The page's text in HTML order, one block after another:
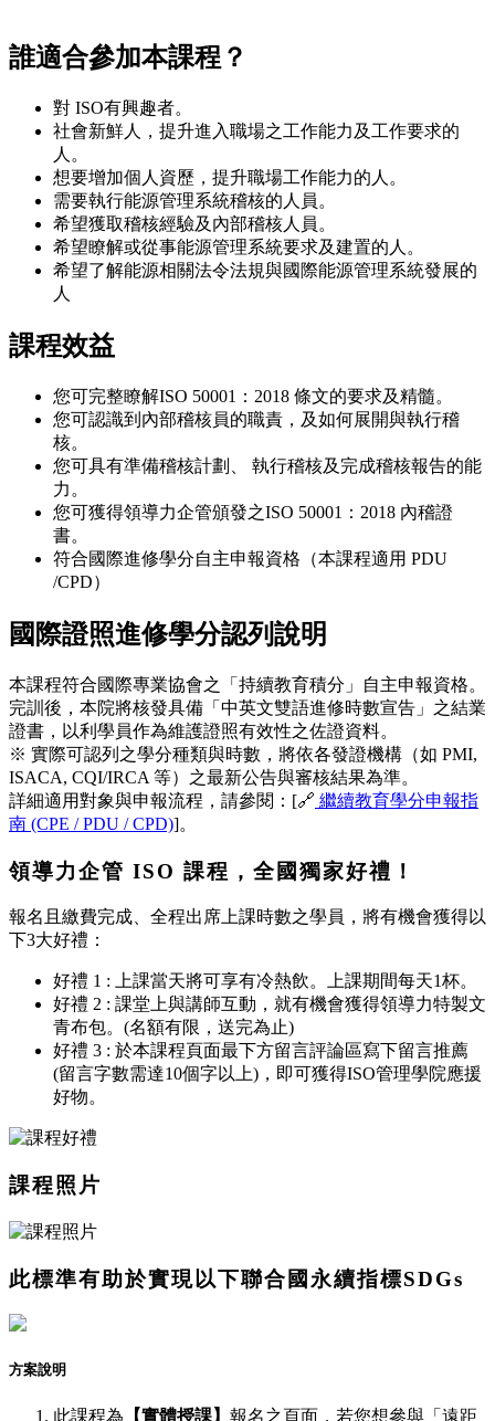
誰適合參加本課程？
對 ISO有興趣者。
社會新鮮人，提升進入職場之工作能力及工作要求的
人。
想要增加個人資歷，提升職場工作能力的人。
需要執行能源管理系統稽核的人員。
希望獲取稽核經驗及內部稽核人員。
希望瞭解或從事能源管理系統要求及建置的人。
希望了解能源相關法令法規與國際能源管理系統發展的
人
課程效益
您可完整瞭解ISO 50001：2018 條文的要求及精髓。
您可認識到內部稽核員的職責，及如何展開與執行稽
核。
您可具有準備稽核計劃、 執行稽核及完成稽核報告的能
力。
您可獲得領導力企管頒發之ISO 50001：2018 內稽證
書。
符合國際進修學分自主申報資格（本課程適用 PDU
/CPD）
國際證照進修學分認列說明
本課程符合國際專業協會之「持續教育積分」自主申報資格。
完訓後，本院將核發具備「中英文雙語進修時數宣告」之結業
證書，以利學員作為維護證照有效性之佐證資料。
※ 實際可認列之學分種類與時數，將依各發證機構（如 PMI,
ISACA, CQI/IRCA 等）之最新公告與審核結果為準。
詳細適用對象與申報流程，請參閱：[🔗 繼續教育學分申報指
南 (CPE / PDU / CPD)]。
領導力企管 ISO 課程，全國獨家好禮！
報名且繳費完成、全程出席上課時數之學員，將有機會獲得以
下3大好禮：
好禮 1 : 上課當天將可享有冷熱飲。上課期間每天1杯。
好禮 2 : 課堂上與講師互動，就有機會獲得領導力特製文
青布包。(名額有限，送完為止)
好禮 3 : 於本課程頁面最下方留言評論區寫下留言推薦
(留言字數需達10個字以上)，即可獲得ISO管理學院應援
好物。
課程照片
此標準有助於實現以下聯合國永續指標SDGs
方案說明
此課程為 【實體授課】 報名之頁面，若您想參與「遠距